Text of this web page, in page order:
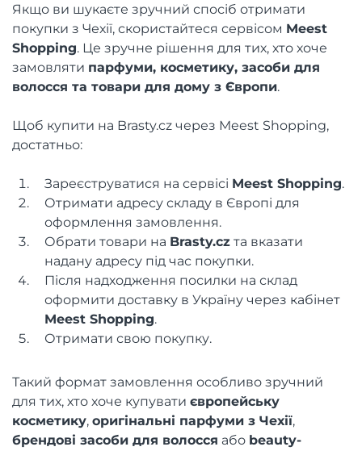
Якщо ви шукаєте зручний спосіб отримати
покупки з Чехії, скористайтеся сервісом Meest
Shopping. Це зручне рішення для тих, хто хоче
замовляти парфуми, косметику, засоби для
волосся та товари для дому з Європи.
Щоб купити на Brasty.cz через Meest Shopping,
достатньо:
Зареєструватися на сервісі Meest Shopping.
Отримати адресу складу в Європі для
оформлення замовлення.
Обрати товари на Brasty.cz та вказати
надану адресу під час покупки.
Після надходження посилки на склад
оформити доставку в Україну через кабінет
Meest Shopping.
Отримати свою покупку.
Такий формат замовлення особливо зручний
для тих, хто хоче купувати європейську
косметику, оригінальні парфуми з Чехії,
брендові засоби для волосся або beauty-